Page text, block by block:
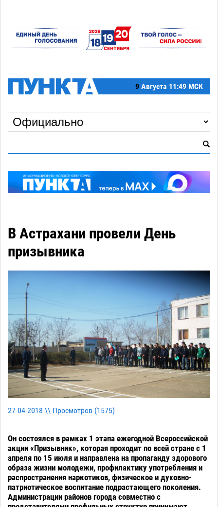
9 Августа 11:49 МСК
В Астрахани провели День
призывника
27-04-2018 \\ Просмотров (1575)
Он состоялся в рамках 1 этапа ежегодной Всероссийской
акции «Призывник», которая проходит по всей стране с 1
апреля по 15 июля и направлена на пропаганду здорового
образа жизни молодежи, профилактику употребления и
распространения наркотиков, физическое и духовно-
патриотическое воспитание подрастающего поколения.
Администрации районов города совместно с